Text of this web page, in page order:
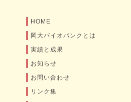
HOME
岡大バイオバンクとは
実績と成果
お知らせ
お問い合わせ
リンク集